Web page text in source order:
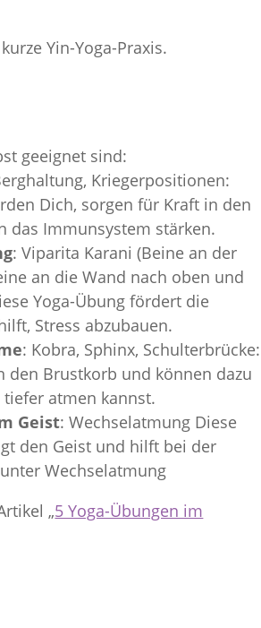
Yin-Yoga-Praxis.
geeignet sind:
Kriegerpositionen:
Dich, sorgen für Kraft in den
das Immunsystem stärken.
: Viparita Karani (Beine an der
an die Wand nach oben und
Yoga-Übung fördert die
Stress abzubauen.
: Kobra, Sphinx, Schulterbrücke:
den Brustkorb und können dazu
atmen kannst.
Geist: Wechselatmung Diese
den Geist und hilft bei der
Wechselatmung
„5 Yoga-Übungen im